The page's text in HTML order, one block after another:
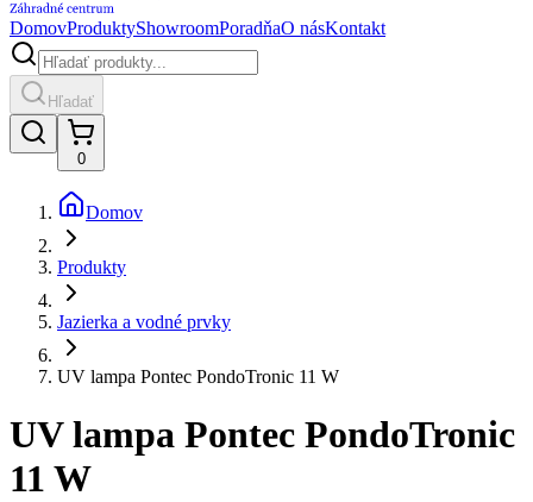
DomovProduktyShowroomPoradňaO násKontakt
Hľadať
0
Domov
Produkty
Jazierka a vodné prvky
UV lampa Pontec PondoTronic 11 W
UV lampa Pontec PondoTronic
11 W